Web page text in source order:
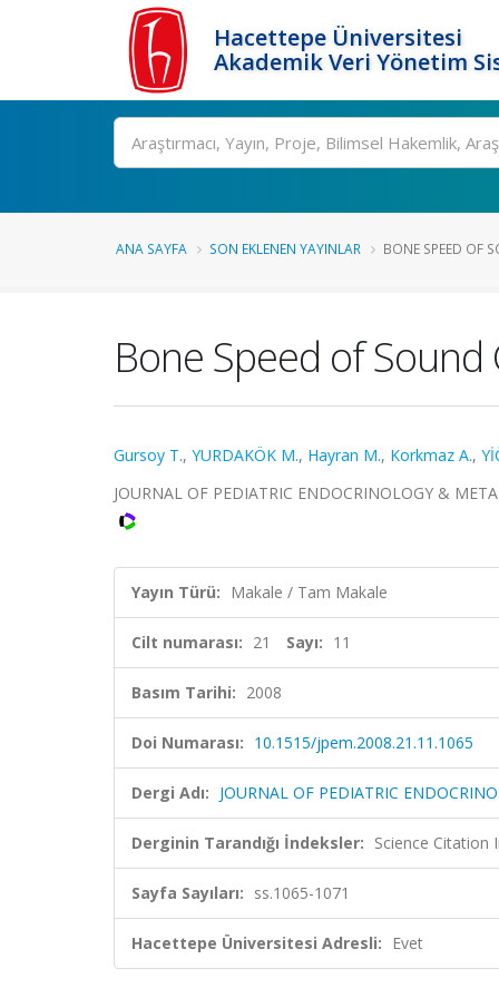
Hacettepe Üniversitesi
Akademik Veri Yönetim
Ara
ANA SAYFA SON EKLENEN YAYINLAR BONE SPEED OF
Bone Speed of
Gursoy T., YURDAKÖK M., Hayran M., Korkmaz A.,
JOURNAL OF PEDIATRIC ENDOCRINOLOGY &
Yayın Türü: Makale / Tam Makale
Cilt numarası: 21 Sayı: 11
Basım Tarihi: 2008
Doi Numarası: 10.1515/jpem.2008.21.11.1065
Dergi Adı: JOURNAL OF PEDIATRIC
Derginin Tarandığı İndeksler: Science Citation
Sayfa Sayıları: ss.1065-1071
Hacettepe Üniversitesi Adresli: Evet